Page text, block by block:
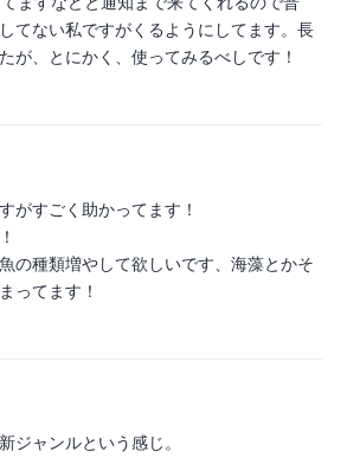
てない私ですがくるようにしてます。長
が、とにかく、使ってみるべしです！
がすごく助かってます！
の種類増やして欲しいです、海藻とかそ
ってます！
ジャンルという感じ。